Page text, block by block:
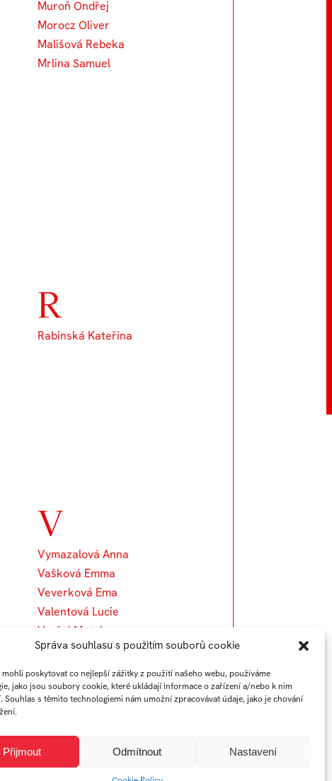
Správa souhlasu s použitím souborů cookie
poskytovat co nejlepší zážitky z použití našeho webu, používáme
jako jsou soubory cookie, které ukládají informace o zařízení a/nebo k nim
Souhlas s těmito technologiemi nám umožní zpracovávat údaje, jako je chování
Přijmout Odmítnout Nastavení
Muroň Ondřej
Morocz Oliver
Mališová Rebeka
Mrlina Samuel
R
Rabinská Kateřina
V
Vymazalová Anna
Vašková Emma
Veverková Ema
Valentová Lucie
Vražel Matej
Vykoukal Vladimír